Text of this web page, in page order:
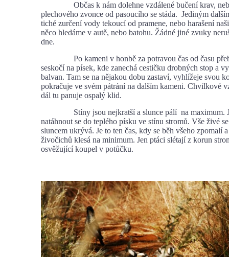
Občas k nám dolehne vzdálené bučení krav,
plechového zvonce od pasoucího se stáda. Jediným
tiché zurčení vody tekoucí od pramene, nebo harašení
něco hledáme v autě, nebo batohu. Žádné jiné zvuky
dne.
Po kameni v honbě za potravou čas od času
seskočí na písek, kde zanechá cestičku drobných stop a
balvan. Tam se na nějakou dobu zastaví, vyhlížeje svou
pokračuje ve svém pátrání na dalším kameni. Chvilkové
dál tu panuje ospalý klid.
Stíny jsou nejkratší a slunce pálí na maximum.
natáhnout se do teplého písku ve stínu stromů. Vše živé
sluncem ukrývá. Je to ten čas, kdy se běh všeho zpomalí
živočichů klesá na minimum. Jen ptáci slétají z korun
osvěžující koupel v potůčku.